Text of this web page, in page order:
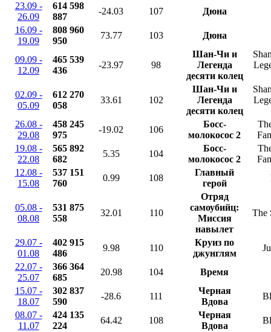
23.09 -
26.09
614 598
887
-24.03 107
Дюна
16.09 -
19.09
808 960
950
73.77 103 Дюна
09.09 -
12.09
465 539
436
-23.97 98
Шан-Чи и
Легенда
десяти колец
02.09 -
05.09
612 270
058
33.61 102
Шан-Чи и
Легенда
десяти колец
26.08 -
29.08
458 245
975
-19.02 106
Босс-
молокосос 2
19.08 -
22.08
565 892
682
5.35 104
Босс-
молокосос 2
12.08 -
15.08
537 151
760
0.99 108
Главный
герой
05.08 -
08.08
531 875
558
32.01 110
Отряд
самоубийц:
Миссия
навылет
The
29.07 -
01.08
402 915
486
9.98 110
Круиз по
джунглям
22.07 -
25.07
366 364
685
20.98 104
Время
15.07 -
18.07
302 837
590
-28.6 111
Черная
Вдова
08.07 -
11.07
424 135
224
64.42 108
Черная
Вдова